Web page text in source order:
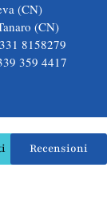
(CN)
(CN)
8158279
359 4417
Recensioni